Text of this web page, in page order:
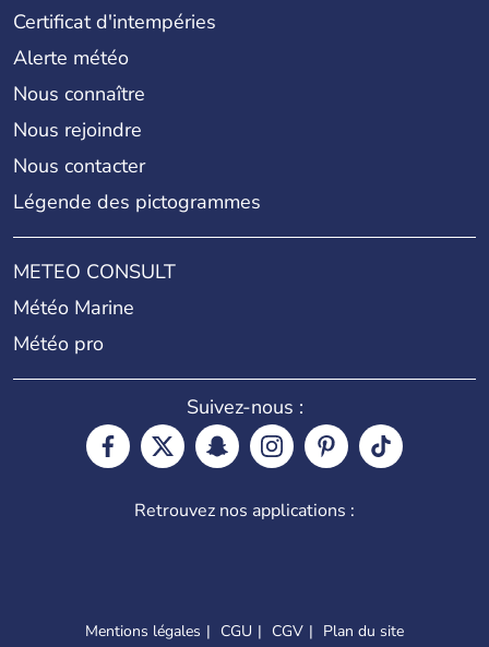
Certificat d'intempéries
Alerte météo
Nous connaître
Nous rejoindre
Nous contacter
Légende des pictogrammes
METEO CONSULT
Météo Marine
Météo pro
Suivez-nous :
Retrouvez nos applications :
Mentions légales CGU CGV Plan du site